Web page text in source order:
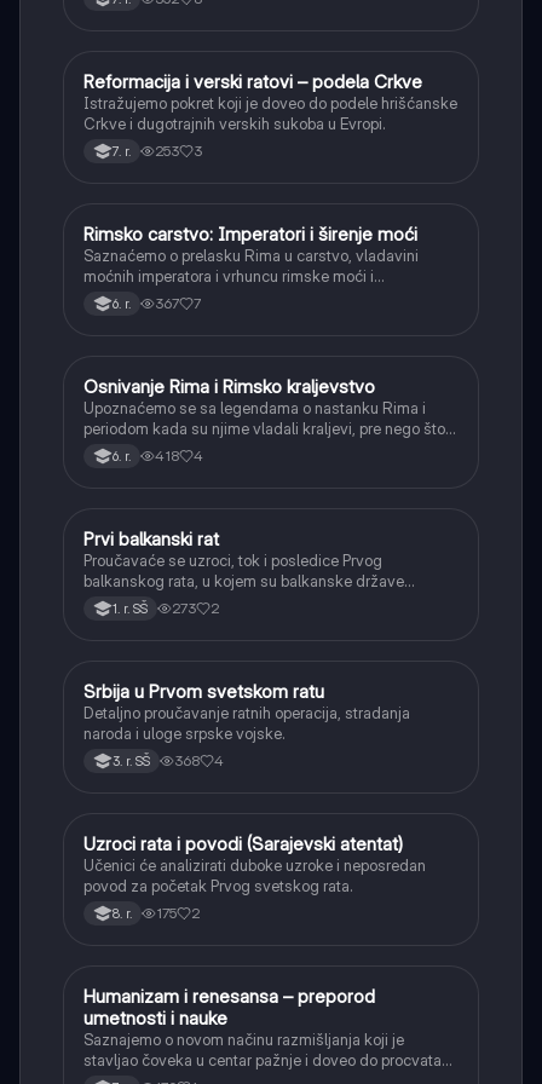
Istorija
Reformacija i verski ratovi – podela Crkve
Istražujemo pokret koji je doveo do podele hrišćanske
Crkve i dugotrajnih verskih sukoba u Evropi.
7. r. 253 3
Istorija
Rimsko carstvo: Imperatori i širenje moći
Saznaćemo o prelasku Rima u carstvo, vladavini
moćnih imperatora i vrhuncu rimske moći i
teritorijalnog širenja.
6. r. 367 7
Istorija
Osnivanje Rima i Rimsko kraljevstvo
Upoznaćemo se sa legendama o nastanku Rima i
periodom kada su njime vladali kraljevi, pre nego što
je postao republika.
6. r. 418 4
Istorija
Prvi balkanski rat
Proučavaće se uzroci, tok i posledice Prvog
balkanskog rata, u kojem su balkanske države
oslobodile veći deo teritorija od Osmanskog carstva.
1. r. SŠ 273 2
Istorija
Srbija u Prvom svetskom ratu
Detaljno proučavanje ratnih operacija, stradanja
naroda i uloge srpske vojske.
3. r. SŠ 368 4
Istorija
Uzroci rata i povodi (Sarajevski atentat)
Učenici će analizirati duboke uzroke i neposredan
povod za početak Prvog svetskog rata.
8. r. 175 2
Istorija
Humanizam i renesansa – preporod
umetnosti i nauke
Saznajemo o novom načinu razmišljanja koji je
stavljao čoveka u centar pažnje i doveo do procvata